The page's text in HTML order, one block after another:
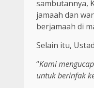
sambutannya,
jamaah dan
berjamaah di
Selain itu,
“Kami
untuk berinfak